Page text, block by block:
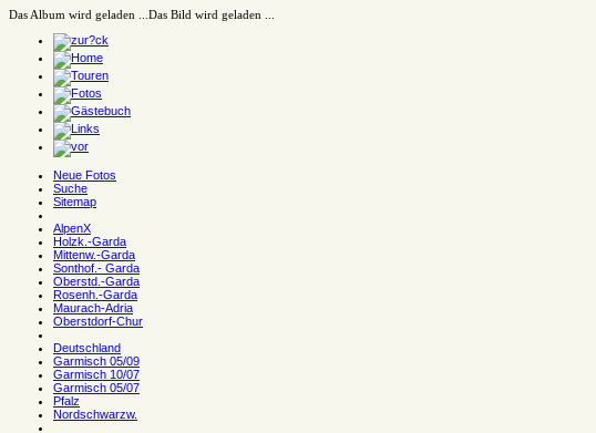
Das Album wird geladen ... Das Bild wird geladen ...
Neue Fotos
Suche
Sitemap
AlpenX
Holzk.-Garda
Mittenw.-Garda
Sonthof.- Garda
Oberstd.-Garda
Rosenh.-Garda
Maurach-Adria
Oberstdorf-Chur
Deutschland
Garmisch 05/09
Garmisch 10/07
Garmisch 05/07
Pfalz
Nordschwarzw.